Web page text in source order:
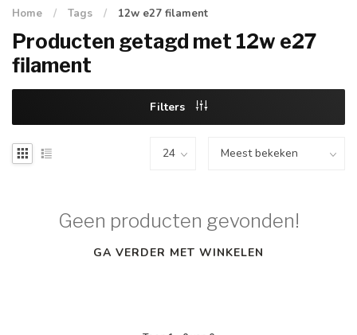
Home / Tags / 12w e27 filament
Producten getagd met 12w e27
filament
Filters
Geen producten gevonden!
GA VERDER MET WINKELEN